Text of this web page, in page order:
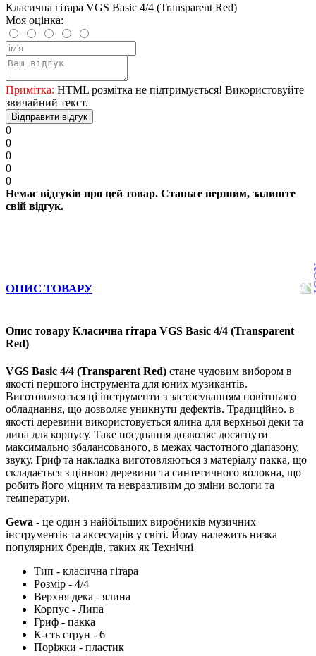
Класична гітара VGS Basic 4/4 (Transparent Red)
Моя оцінка:
Примітка: HTML розмітка не підтримується! Використовуйте
звичайний текст.
Відправити відгук
0
0
0
0
0
Немає відгуків про цей товар. Станьте першим, залиште
свій відгук.
ОПИС ТОВАРУ
Опис товару Класична гітара VGS Basic 4/4 (Transparent
Red)
VGS Basic 4/4 (Transparent Red) стане чудовим вибором в
якості першого інструмента для юних музикантів.
Виготовляються ці інструменти з застосуванням новітнього
обладнання, що дозволяє уникнути дефектів. Традиційно. в
якості деревини використовується ялина для верхньої деки та
липа для корпусу. Таке поєднання дозволяє досягнути
максимально збалансованого, в межах частотного діапазону,
звуку. Гриф та накладка виготовляються з матеріалу пакка, що
складається з цінною деревини та синтетичного волокна, що
робить його міцним та невразливим до зміни вологи та
температури.
Gewa - це один з найбільших виробників музичних
інструментів та аксесуарів у світі. Йому належить низка
популярних брендів, таких як Технічні
Тип - класична гітара
Розмір - 4/4
Верхня дека - ялина
Корпус - Липа
Гриф - пакка
К-сть струн - 6
Поріжки - пластик